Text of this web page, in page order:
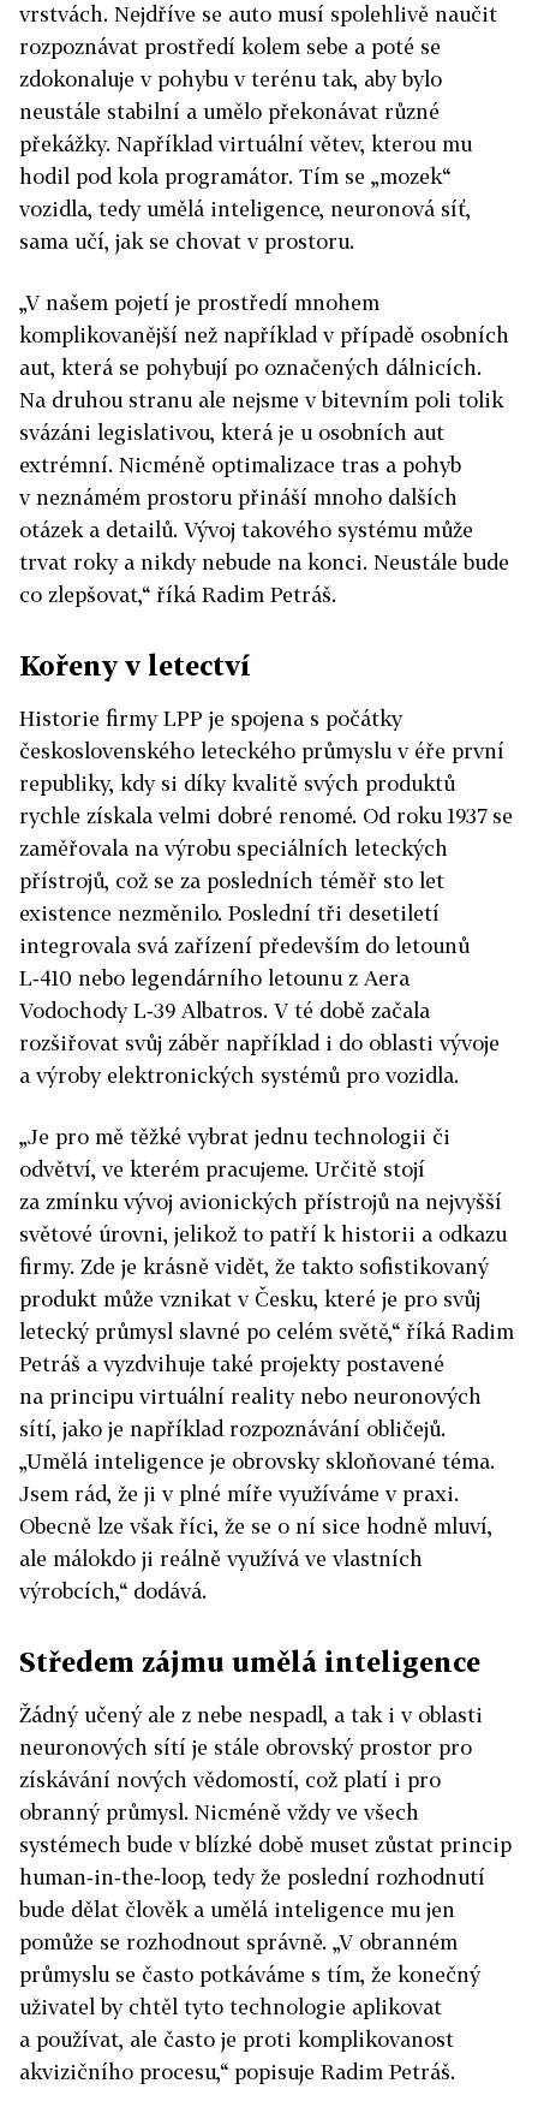
vrstvách. Nejdříve se auto musí spolehlivě naučit
rozpoznávat prostředí kolem sebe a poté se
zdokonaluje v pohybu v terénu tak, aby bylo
neustále stabilní a umělo překonávat různé
překážky. Například virtuální větev, kterou mu
hodil pod kola programátor. Tím se „mozek“
vozidla, tedy umělá inteligence, neuronová síť,
sama učí, jak se chovat v prostoru.
„V našem pojetí je prostředí mnohem
komplikovanější než například v případě osobních
aut, která se pohybují po označených dálnicích.
Na druhou stranu ale nejsme v bitevním poli tolik
svázáni legislativou, která je u osobních aut
extrémní. Nicméně optimalizace tras a pohyb
v neznámém prostoru přináší mnoho dalších
otázek a detailů. Vývoj takového systému může
trvat roky a nikdy nebude na konci. Neustále bude
co zlepšovat,“ říká Radim Petráš.
Kořeny v letectví
Historie firmy LPP je spojena s počátky
československého leteckého průmyslu v éře první
republiky, kdy si díky kvalitě svých produktů
rychle získala velmi dobré renomé. Od roku 1937 se
zaměřovala na výrobu speciálních leteckých
přístrojů, což se za posledních téměř sto let
existence nezměnilo. Poslední tři desetiletí
integrovala svá zařízení především do letounů
L‑410 nebo legendárního letounu z Aera
Vodochody L‑39 Albatros. V té době začala
rozšiřovat svůj záběr například i do oblasti vývoje
a výroby elektronických systémů pro vozidla.
„Je pro mě těžké vybrat jednu technologii či
odvětví, ve kterém pracujeme. Určitě stojí
za zmínku vývoj avionických přístrojů na nejvyšší
světové úrovni, jelikož to patří k historii a odkazu
firmy. Zde je krásně vidět, že takto sofistikovaný
produkt může vznikat v Česku, které je pro svůj
letecký průmysl slavné po celém světě,“ říká Radim
Petráš a vyzdvihuje také projekty postavené
na principu virtuální reality nebo neuronových
sítí, jako je například rozpoznávání obličejů.
„Umělá inteligence je obrovsky skloňované téma.
Jsem rád, že ji v plné míře využíváme v praxi.
Obecně lze však říci, že se o ní sice hodně mluví,
ale málokdo ji reálně využívá ve vlastních
výrobcích,“ dodává.
Středem zájmu umělá inteligence
Žádný učený ale z nebe nespadl, a tak i v oblasti
neuronových sítí je stále obrovský prostor pro
získávání nových vědomostí, což platí i pro
obranný průmysl. Nicméně vždy ve všech
systémech bude v blízké době muset zůstat princip
human‑in‑the‑loop, tedy že poslední rozhodnutí
bude dělat člověk a umělá inteligence mu jen
pomůže se rozhodnout správně. „V obranném
průmyslu se často potkáváme s tím, že konečný
uživatel by chtěl tyto technologie aplikovat
a používat, ale často je proti komplikovanost
akvizičního procesu,“ popisuje Radim Petráš.